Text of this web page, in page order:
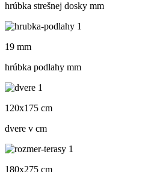
hrúbka strešnej dosky mm
19 mm
hrúbka podlahy mm
120x175 cm
dvere v cm
180x275 cm